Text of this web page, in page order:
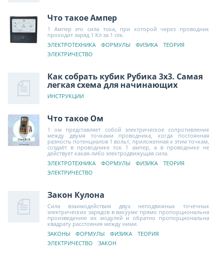
Что такое Ампер
1 Ампер это сила тока, при которой через проводник
проходит заряд 1 Кл за 1 сек.
ЭЛЕКТРОТЕХНИКА
ФОРМУЛЫ ФИЗИКА
ТЕОРИЯ
ЭЛЕКТРИЧЕСТВО
Как собрать кубик Рубика 3х3. Самая
легкая схема для начинающих
ИНСТРУКЦИИ
Что такое Ом
1 ом представляет собой электрическое сопротивление
между двумя точками проводника, когда постоянная
разность потенциалов 1 вольт, приложенная к этим точкам,
создаёт в проводнике ток 1 ампер, а в проводнике не
действует какая-либо электродвижущая сила.
ЭЛЕКТРОТЕХНИКА
ФОРМУЛЫ ФИЗИКА
ТЕОРИЯ
ЭЛЕКТРИЧЕСТВО
Закон Кулона
Сила взаимодействия двух неподвижных точечных
электрических зарядов в вакууме прямо пропорциональна
произведению их модулей и обратно пропорциональна
квадрату расстояния между ними.
ЗАКОНЫ
ФОРМУЛЫ ФИЗИКА
ТЕОРИЯ
ЭЛЕКТРИЧЕСТВО
ЗАКОН